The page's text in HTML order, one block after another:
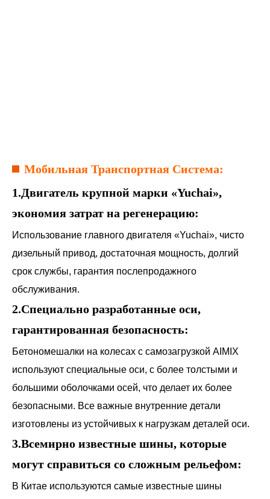
Мобильная Транспортная Система:
1.Двигатель крупной марки «Yuchai»,
экономия затрат на регенерацию:
Использование главного двигателя «Yuchai», чисто
дизельный привод, достаточная мощность, долгий
срок службы, гарантия послепродажного
обслуживания.
2.Специально разработанные оси,
гарантированная безопасность:
Бетономешалки на колесах с самозагрузкой AIMIX
используют специальные оси, с более толстыми и
большими оболочками осей, что делает их более
безопасными. Все важные внутренние детали
изготовлены из устойчивых к нагрузкам деталей оси.
3.Всемирно известные шины, которые
могут справиться со сложным рельефом:
В Китае используются самые известные шины